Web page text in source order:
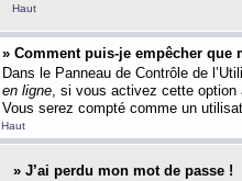
Haut
» Comment puis-je empêcher
Dans le Panneau de Contrôle de
en ligne, si vous activez cette option
Vous serez compté comme un
Haut
» J’ai perdu mon mot de passe !